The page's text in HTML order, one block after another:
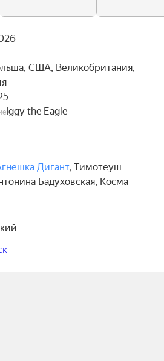
США, Великобритания,
Iggy the Eagle
Дигант, Тимотеуш
Бадуховская, Косма